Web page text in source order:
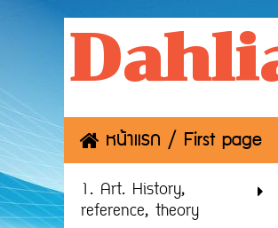
หน้าแรก / First page
1. Art. History,
reference, theory